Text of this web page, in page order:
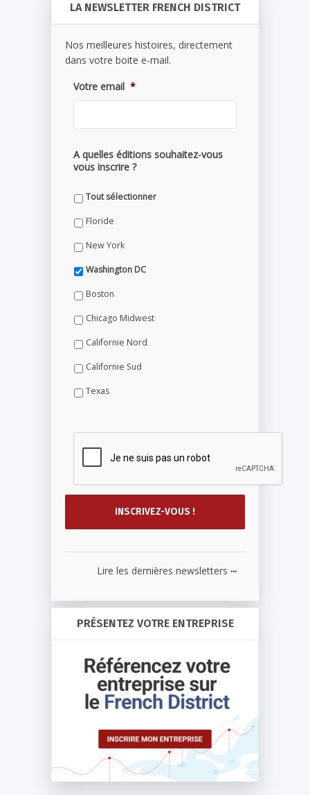
LA NEWSLETTER FRENCH DISTRICT
Nos meilleures histoires, directement
dans votre boite e-mail.
Votre email *
A quelles éditions souhaitez-vous
vous inscrire ?
Tout sélectionner
Floride
New York
Washington DC
Boston
Chicago Midwest
Californie Nord
Californie Sud
Texas
Lire les dernières newsletters ...
PRÉSENTEZ VOTRE ENTREPRISE